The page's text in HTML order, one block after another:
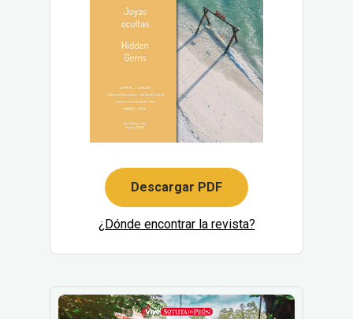
Descargar PDF
¿Dónde encontrar la revista?